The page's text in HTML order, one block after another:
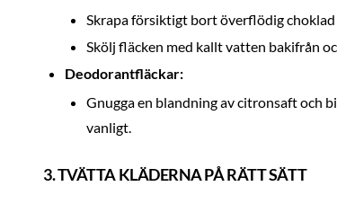
Skrapa försiktigt bort överflödig choklad
Skölj fläcken med kallt vatten bakifrån
Deodorantfläckar:
Gnugga en blandning av citronsaft och
vanligt.
3. TVÄTTA KLÄDERNA PÅ RÄTT SÄTT